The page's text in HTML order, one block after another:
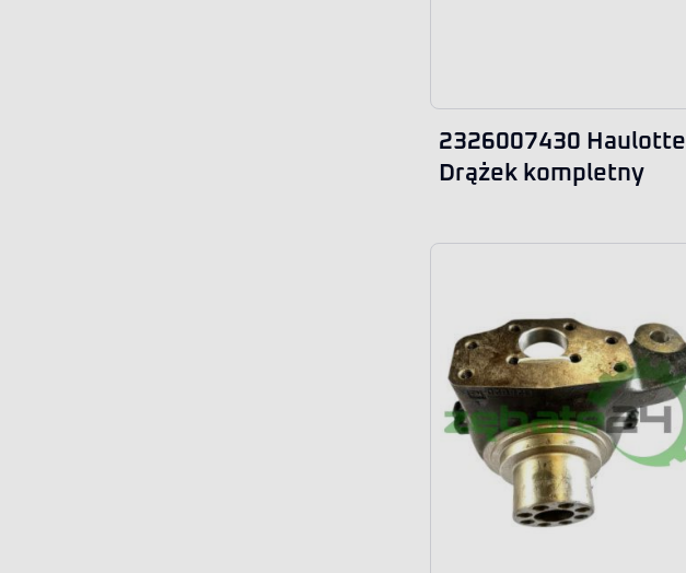
2326007430 Haulotte
Drążek kompletny